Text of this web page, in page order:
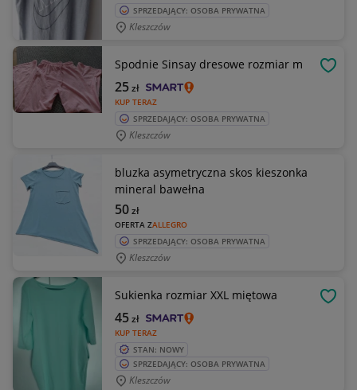
SPRZEDAJĄCY: OSOBA PRYWATNA
Kleszczów
Spodnie Sinsay dresowe rozmiar m
KUP TERAZ
25zł
SPRZEDAJĄCY: OSOBA PRYWATNA
Kleszczów
bluzka asymetryczna skos kieszonka
mineral bawełna
OFERTA ZALLEGRO
50zł
SPRZEDAJĄCY: OSOBA PRYWATNA
Kleszczów
Sukienka rozmiar XXL miętowa
KUP TERAZ
45zł
STAN: NOWY
SPRZEDAJĄCY: OSOBA PRYWATNA
Kleszczów